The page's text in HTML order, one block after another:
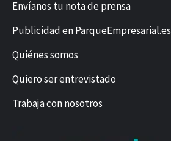
Envíanos tu nota de prensa
Publicidad en ParqueEmpresarial.es
Quiénes somos
Quiero ser entrevistado
Trabaja con nosotros